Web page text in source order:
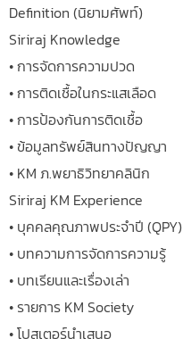
Definition (นิยามศัพท์)
Siriraj Knowledge
• การจัดการความปวด
• การติดเชื้อในกระแสเลือด
• การป้องกันการติดเชื้อ
• ข้อมูลทรัพย์สินทางปัญญา
• KM ภ.พยาธิวิทยาคลินิก
Siriraj KM Experience
• บุคคลคุณภาพประจำปี (QPY)
• บทความการจัดการความรู้
• บทเรียนและเรื่องเล่า
• รายการ KM Society
• โปสเตอร์นำเสนอ